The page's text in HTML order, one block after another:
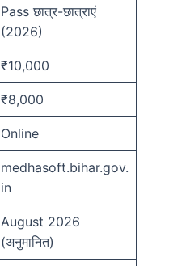
Pass छात्र-छात्राएं
(2026)
₹10,000
₹8,000
Online
medhasoft.bihar.gov.
in
August 2026
(अनुमानित)